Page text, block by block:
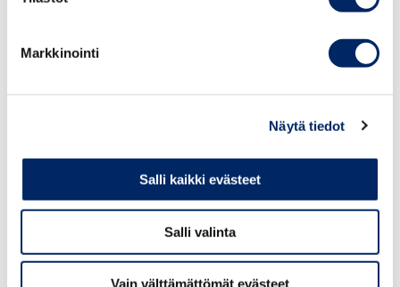
Markkinointi
Näytä tiedot
Salli kaikki evästeet
Salli valinta
Vain välttämättömät evästeet
Markkinoinnin kaupallinen tarkoitus tulee käydä selkeästi
tule naamioida esimerkiksi markkinatutkimukseksi,
yksityiseksi blogiksi, henkilökohtaiseksi julkaisuksi
sosiaalisessa mediassa tai riippumattomaksi
ICC:n markkinointisääntöjen 23.2 artiklan mukaan